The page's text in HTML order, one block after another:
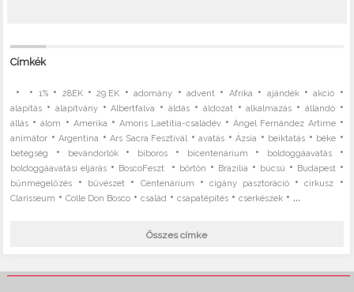
Címkék
• • 1%• 28EK•29.EK •adomány •advent • Afrika • ajándék•akció •
alapítás • alapítvány•Albertfalva •áldás • áldozat•alkalmazás • állandó•
állás •álom • Amerika • Amoris Laetitia-családév •Ángel Fernández Artime•
animátor •Argentína •Ars Sacra Fesztivál •avatás •Ázsia • beiktatás • béke •
betegség • bevándorlók• bíboros • bicentenárium • boldoggáavatás•
boldoggáavatási eljárás • BoscoFeszt • börtön • Brazília • búcsú • Budapest•
bűnmegelőzés • bűvészet• Centenárium •cigány pasztoráció•cirkusz •
Clarisseum •Colle Don Bosco •család •csapatépítés •cserkészek • ...
Összes címke